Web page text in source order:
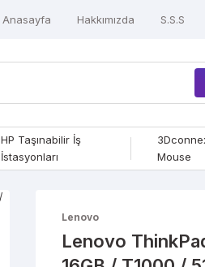
Anasayfa Hakkımızda S.S.S
HP Taşınabilir İş
İstasyonları
Mouse
Lenovo
Lenovo